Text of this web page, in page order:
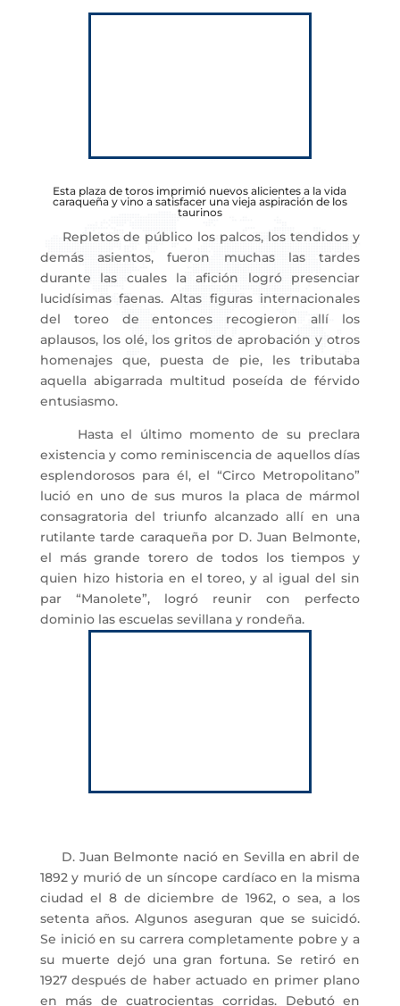
Esta plaza de toros imprimió nuevos alicientes a la vida
caraqueña y vino a satisfacer una vieja aspiración de los
taurinos
Repletos de público los palcos, los tendidos y
demás asientos, fueron muchas las tardes
durante las cuales la afición logró presenciar
lucidísimas faenas. Altas figuras internacionales
del toreo de entonces recogieron allí los
aplausos, los olé, los gritos de aprobación y otros
homenajes que, puesta de pie, les tributaba
aquella abigarrada multitud poseída de férvido
entusiasmo.
Hasta el último momento de su preclara
existencia y como reminiscencia de aquellos días
esplendorosos para él, el “Circo Metropolitano”
lució en uno de sus muros la placa de mármol
consagratoria del triunfo alcanzado allí en una
rutilante tarde caraqueña por D. Juan Belmonte,
el más grande torero de todos los tiempos y
quien hizo historia en el toreo, y al igual del sin
par “Manolete”, logró reunir con perfecto
dominio las escuelas sevillana y rondeña.
D. Juan Belmonte nació en Sevilla en abril de
1892 y murió de un síncope cardíaco en la misma
ciudad el 8 de diciembre de 1962, o sea, a los
setenta años. Algunos aseguran que se suicidó.
Se inició en su carrera completamente pobre y a
su muerte dejó una gran fortuna. Se retiró en
1927 después de haber actuado en primer plano
en más de cuatrocientas corridas. Debutó en